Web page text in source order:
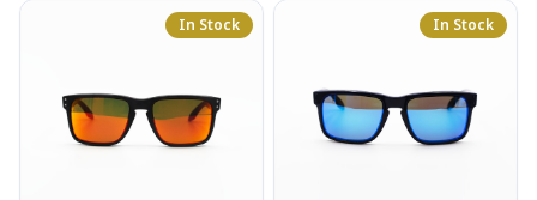
In Stock In Stock